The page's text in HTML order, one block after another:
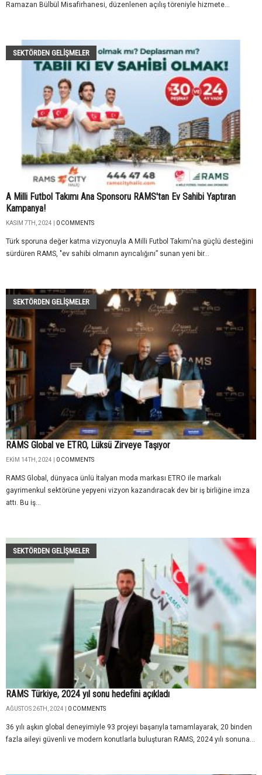
Ramazan Bülbül Misafirhanesi, düzenlenen açılış töreniyle hizmete...
SEKTÖRDEN GELIŞMELER
A Milli Futbol Takımı Ana Sponsoru RAMS'tan Ev Sahibi Yaptıran
Kampanya!
KASIM 7TH, 2024 | 0 COMMENTS
Türk sporuna değer katma vizyonuyla A Milli Futbol Takımı'na güçlü desteğini
sürdüren RAMS, "ev sahibi olmanın ayrıcalığını” sunan yeni bir...
SEKTÖRDEN GELIŞMELER
RAMS Global ve ETRO, Lüksü Zirveye Taşıyor
EKIM 14TH, 2024 | 0 COMMENTS
RAMS Global, dünyaca ünlü İtalyan moda markası ETRO ile markalı
gayrimenkul sektörüne yepyeni vizyon kazandıracak dev bir iş birliğine imza
attı. Bu iş...
SEKTÖRDEN GELIŞMELER
RAMS Türkiye, 2024 yıl sonu hedefini açıkladı
AĞUSTOS 26TH, 2024 | 0 COMMENTS
36 yılı aşkın global deneyimiyle 93 projeyi başarıyla tamamlayarak, 20 binden
fazla aileyi güvenli ve modern konutlarla buluşturan RAMS, 2024 yılı sonuna...